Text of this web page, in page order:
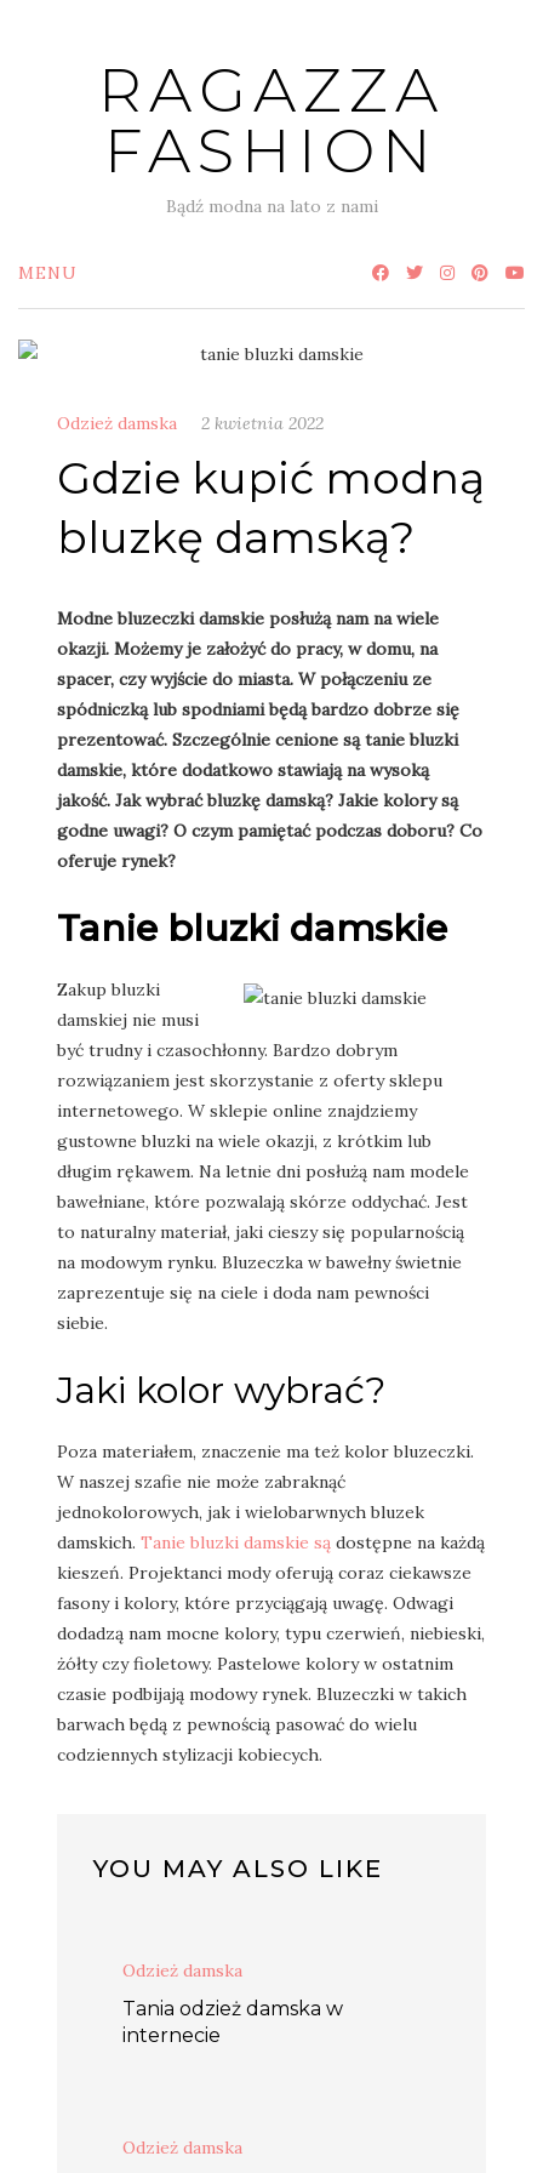
RAGAZZA
FASHION
Bądź modna na lato z nami
MENU
Odzież damska 2 kwietnia 2022
Gdzie kupić modną
bluzkę damską?
Modne bluzeczki damskie posłużą nam na wiele
okazji. Możemy je założyć do pracy, w domu, na
spacer, czy wyjście do miasta. W połączeniu ze
spódniczką lub spodniami będą bardzo dobrze się
prezentować. Szczególnie cenione są tanie bluzki
damskie, które dodatkowo stawiają na wysoką
jakość. Jak wybrać bluzkę damską? Jakie kolory są
godne uwagi? O czym pamiętać podczas doboru? Co
oferuje rynek?
Tanie bluzki damskie
Zakup bluzki
damskiej nie musi
być trudny i czasochłonny. Bardzo dobrym
rozwiązaniem jest skorzystanie z oferty sklepu
internetowego. W sklepie online znajdziemy
gustowne bluzki na wiele okazji, z krótkim lub
długim rękawem. Na letnie dni posłużą nam modele
bawełniane, które pozwalają skórze oddychać. Jest
to naturalny materiał, jaki cieszy się popularnością
na modowym rynku. Bluzeczka w bawełny świetnie
zaprezentuje się na ciele i doda nam pewności
siebie.
Jaki kolor wybrać?
Poza materiałem, znaczenie ma też kolor bluzeczki.
W naszej szafie nie może zabraknąć
jednokolorowych, jak i wielobarwnych bluzek
damskich. Tanie bluzki damskie są dostępne na każdą
kieszeń. Projektanci mody oferują coraz ciekawsze
fasony i kolory, które przyciągają uwagę. Odwagi
dodadzą nam mocne kolory, typu czerwień, niebieski,
żółty czy fioletowy. Pastelowe kolory w ostatnim
czasie podbijają modowy rynek. Bluzeczki w takich
barwach będą z pewnością pasować do wielu
codziennych stylizacji kobiecych.
YOU MAY ALSO LIKE
Odzież damska
Tania odzież damska w
internecie
Odzież damska